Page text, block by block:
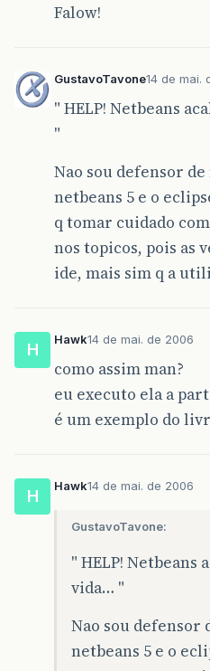
Falow!
GustavoTavone14 de mai.
" HELP! Netbeans
"
Nao sou defensor
netbeans 5 e o
q tomar cuidado
nos topicos, pois as
ide, mais sim q a
H
Hawk14 de mai. de 2006
como assim man?
eu executo ela a
é um exemplo do
H
Hawk14 de mai. de 2006
GustavoTavone:
" HELP! Netbeans
vida… "
Nao sou defensor
netbeans 5 e o